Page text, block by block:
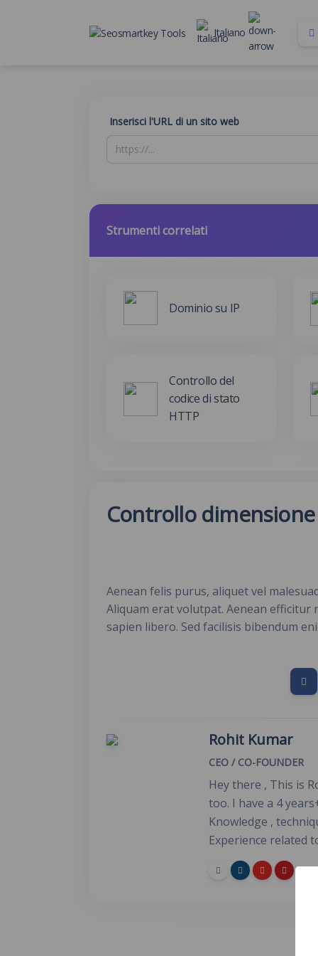
Italiano
Inserisci l'URL di un sito web
Strumenti correlati
Dominio su IP
Controllo del
codice di stato
HTTP
Controllo
Aenean felis purus, aliquet vel
Aliquam erat volutpat. Aenean efficitur
sapien libero. Sed facilisis bibendum
Rohit Kumar
CEO / CO-FOUNDER
Hey there , This is
too. I have a 4
Knowledge ,
Experience related